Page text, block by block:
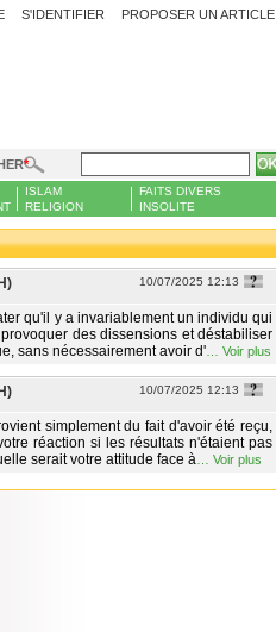
PROPOSER UN ARTICLE
S'IDENTIFIER
ISLAM
RELIGION
FAITS DIVERS
INSOLITE
10/07/2025 12:13
qu'il y a invariablement un individu qui
des dissensions et déstabiliser
sans nécessairement avoir d'
Voir plus
10/07/2025 12:13
simplement du fait d'avoir été reçu,
réaction si les résultats n'étaient pas
serait votre attitude face à
Voir plus